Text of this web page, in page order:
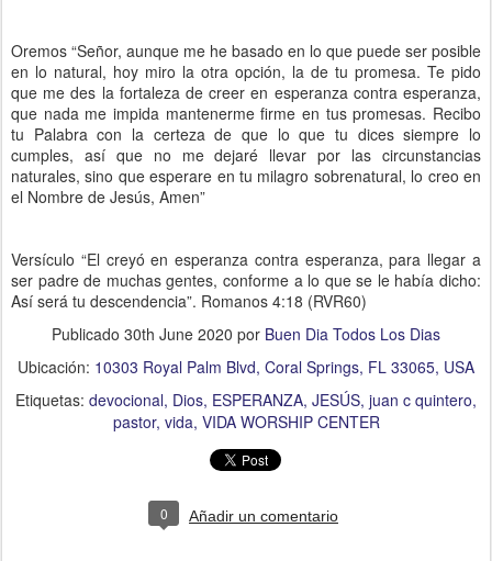
Oremos “Señor, aunque me he basado en lo que puede ser posible
en lo natural, hoy miro la otra opción, la de tu promesa. Te pido
que me des la fortaleza de creer en esperanza contra esperanza,
que nada me impida mantenerme firme en tus promesas. Recibo
tu Palabra con la certeza de que lo que tu dices siempre lo
cumples, así que no me dejaré llevar por las circunstancias
naturales, sino que esperare en tu milagro sobrenatural, lo creo en
el Nombre de Jesús, Amen”
Versículo “El creyó en esperanza contra esperanza, para llegar a
ser padre de muchas gentes, conforme a lo que se le había dicho:
Así será tu descendencia”. Romanos 4:18 (RVR60)
Publicado 30th June 2020 por Buen Dia Todos Los Dias
Ubicación: 10303 Royal Palm Blvd, Coral Springs, FL 33065, USA
Etiquetas: devocional Dios ESPERANZA JESÚS juan c quintero
pastor vida VIDA WORSHIP CENTER
0 Añadir un comentario